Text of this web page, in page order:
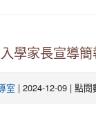
學家長宣導
室 | 2024-12-09 | 點閱